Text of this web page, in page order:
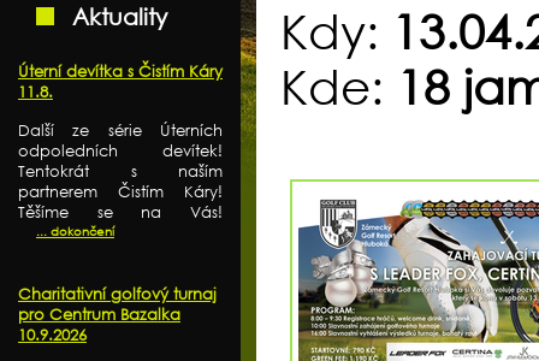
Aktuality
Úterní devítka s Čistím Káry
11.8.
Další ze série Úterních
odpoledních devítek!
Tentokrát s naším
partnerem Čistím Káry!
Těšíme se na Vás!
... dokončení
Charitativní golfový turnaj
pro Centrum Bazalka
10.9.2026
Kdy:
Kde: 18